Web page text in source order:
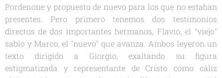
Pordenone y propuesto de nuevo para los que no estaban
presentes. Pero primero tenemos dos testimonios
directos de dos importantes hermanos, Flavio, el "viejo"
sabio y Marco, el "nuevo" que avanza. Ambos leyeron un
texto dirigido a Giorgio, exaltando su figura
estigmatizada y representante de Cristo como cáliz